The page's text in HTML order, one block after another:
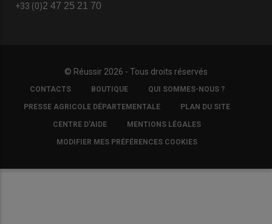
+33 (0)2 47 25 21 70
© Réussir 2026 - Tous droits réservés
FOOTER
COPYRIGHT
CONTACTS BOUTIQUE QUI SOMMES-NOUS ?
PRESSE AGRICOLE DÉPARTEMENTALE PLAN DU SITE
CENTRE D'AIDE MENTIONS LÉGALES
MODIFIER MES PRÉFÉRENCES COOKIES